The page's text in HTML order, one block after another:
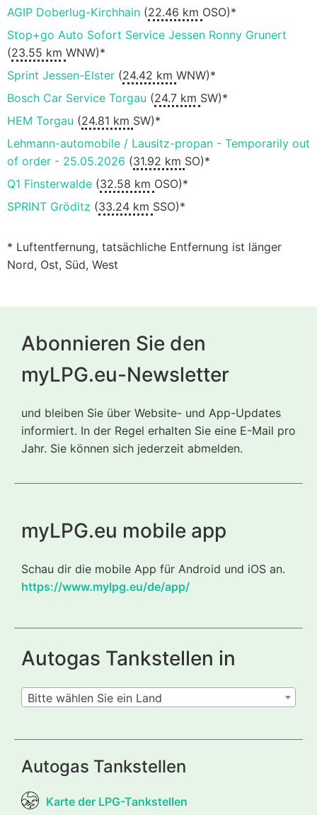
AGIP Doberlug-Kirchhain (22.46 km OSO)*
Stop+go Auto Sofort Service Jessen Ronny Grunert
(23.55 km WNW)*
Sprint Jessen-Elster (24.42 km WNW)*
Bosch Car Service Torgau (24.7 km SW)*
HEM Torgau (24.81 km SW)*
Lehmann-automobile / Lausitz-propan - Temporarily out
of order - 25.05.2026 (31.92 km SO)*
Q1 Finsterwalde (32.58 km OSO)*
SPRINT Gröditz (33.24 km SSO)*
* Luftentfernung, tatsächliche Entfernung ist länger
Nord, Ost, Süd, West
Abonnieren Sie den
myLPG.eu-Newsletter
und bleiben Sie über Website- und App-Updates
informiert. In der Regel erhalten Sie eine E-Mail pro
Jahr. Sie können sich jederzeit abmelden.
myLPG.eu mobile app
Schau dir die mobile App für Android und iOS an.
https://www.mylpg.eu/de/app/
Autogas Tankstellen in
Bitte wählen Sie ein Land
Autogas Tankstellen
Karte der LPG-Tankstellen